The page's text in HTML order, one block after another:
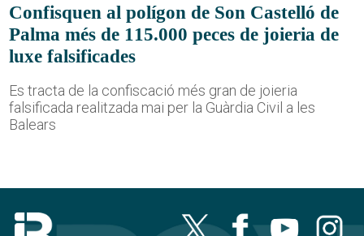
Confisquen al polígon de Son Castelló de
Palma més de 115.000 peces de joieria de
luxe falsificades
Es tracta de la confiscació més gran de joieria
falsificada realitzada mai per la Guàrdia Civil a les
Balears